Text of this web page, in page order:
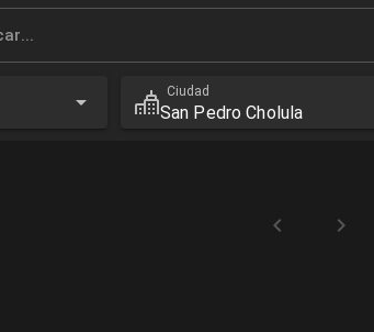
Ciudad
San Pedro Cholula
Próximos